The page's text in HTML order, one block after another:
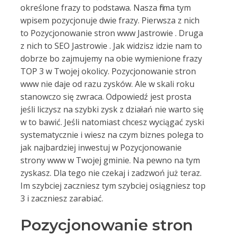
określone frazy to podstawa. Nasza firma tym
wpisem pozycjonuje dwie frazy. Pierwsza z nich
to Pozycjonowanie stron www Jastrowie . Druga
z nich to SEO Jastrowie . Jak widzisz idzie nam to
dobrze bo zajmujemy na obie wymienione frazy
TOP 3 w Twojej okolicy. Pozycjonowanie stron
www nie daje od razu zysków. Ale w skali roku
stanowczo się zwraca. Odpowiedź jest prosta
jeśli liczysz na szybki zysk z działań nie warto się
w to bawić. Jeśli natomiast chcesz wyciągać zyski
systematycznie i wiesz na czym biznes polega to
jak najbardziej inwestuj w Pozycjonowanie
strony www w Twojej gminie. Na pewno na tym
zyskasz. Dla tego nie czekaj i zadzwoń już teraz.
Im szybciej zaczniesz tym szybciej osiągniesz top
3 i zaczniesz zarabiać.
Pozycjonowanie stron